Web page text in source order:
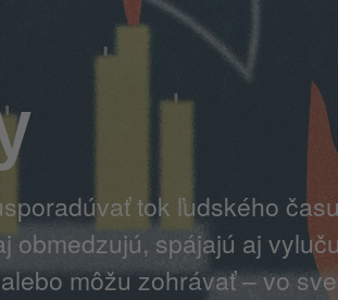
tok ľudského
obmedzujú, spájajú aj
môžu zohrávať – vo